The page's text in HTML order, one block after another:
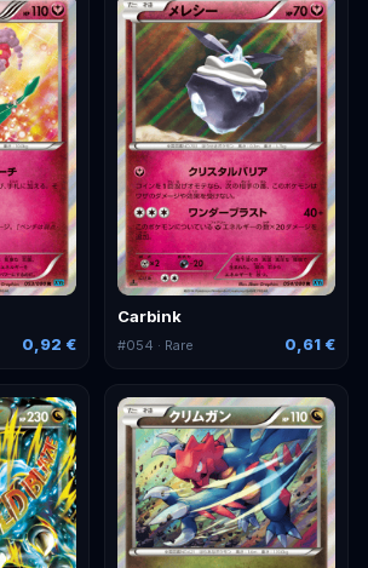
0,92 €
Carbink
#054 · Rare 0,61 €